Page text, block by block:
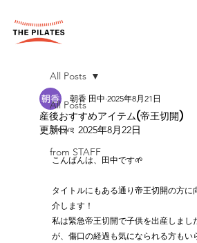
All Posts
News
from STAFF
All Posts
産後おすすめアイテム(帝王切開)
朝香 田中 2025年8月21日
更新日： 2025年8月22日
こんばんは、田中です🌱
タイトルにもある通り帝王切開の方
介します！
私は緊急帝王切開で子供を出産しま
が、傷口の経過も気になられる方も